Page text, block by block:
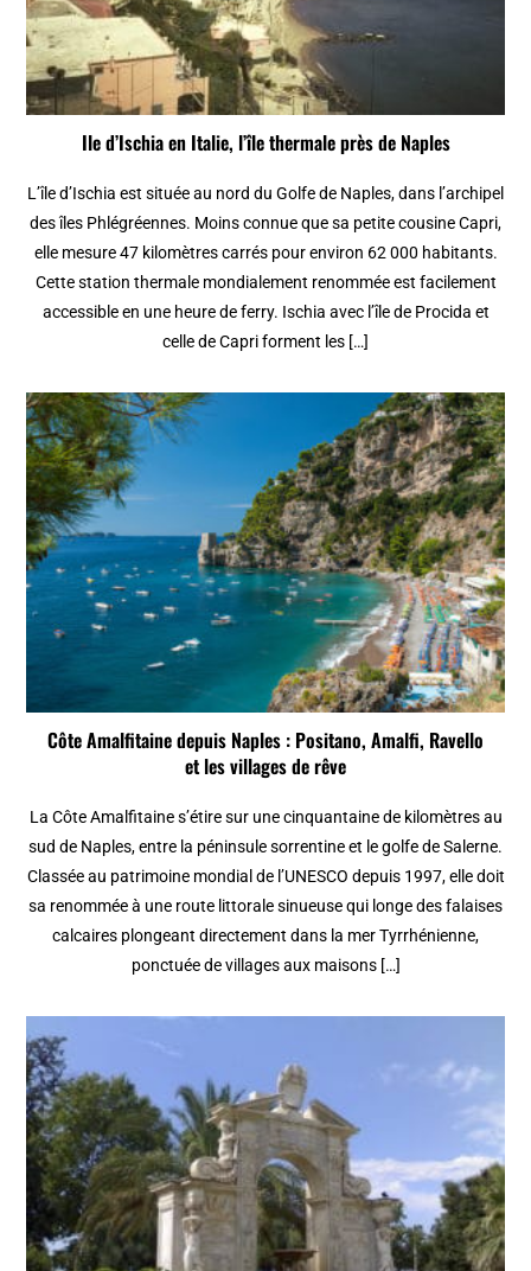
Ile d’Ischia en Italie, l’île thermale près de Naples
L’île d’Ischia est située au nord du Golfe de Naples, dans l’archipel
des îles Phlégréennes. Moins connue que sa petite cousine Capri,
elle mesure 47 kilomètres carrés pour environ 62 000 habitants.
Cette station thermale mondialement renommée est facilement
accessible en une heure de ferry. Ischia avec l’île de Procida et
celle de Capri forment les […]
Côte Amalfitaine depuis Naples : Positano, Amalfi, Ravello
et les villages de rêve
La Côte Amalfitaine s’étire sur une cinquantaine de kilomètres au
sud de Naples, entre la péninsule sorrentine et le golfe de Salerne.
Classée au patrimoine mondial de l’UNESCO depuis 1997, elle doit
sa renommée à une route littorale sinueuse qui longe des falaises
calcaires plongeant directement dans la mer Tyrrhénienne,
ponctuée de villages aux maisons […]